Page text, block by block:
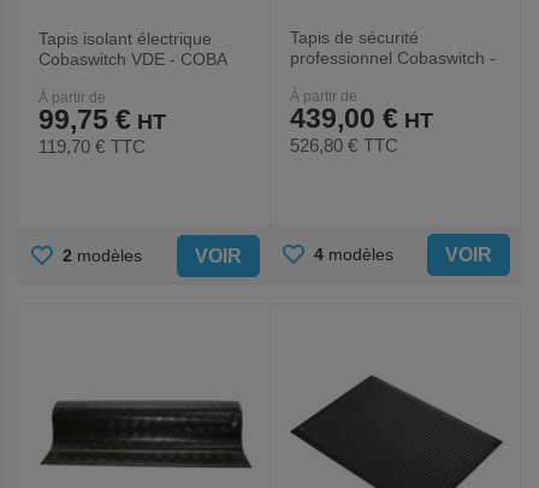
Tapis isolant électrique
Cobaswitch VDE - COBA
À partir de
99,75 €
119,70 € TTC
AJOUTER
2 modèles VOIR
Tapis de sécurité
professionnel Cobaswitch -
À partir de
439,00 €
526,80 € TTC
AJOUTER
4 modèles VOIR